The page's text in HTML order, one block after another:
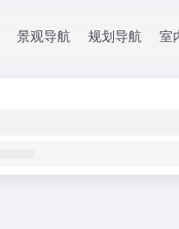
景观导航 规划导航 室